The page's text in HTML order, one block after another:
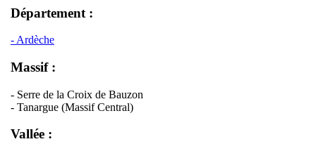
Département :
- Ardèche
Massif :
- Serre de la Croix de Bauzon
- Tanargue (Massif Central)
Vallée :